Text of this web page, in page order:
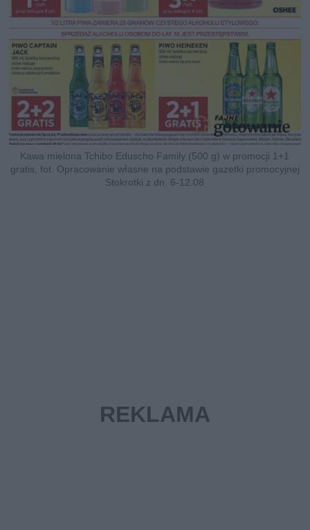
Kawa mielona Tchibo Eduscho Family (500 g) w promocji 1+1
gratis, fot. Opracowanie własne na podstawie gazetki promocyjnej
Stokrotki z dn. 6-12.08